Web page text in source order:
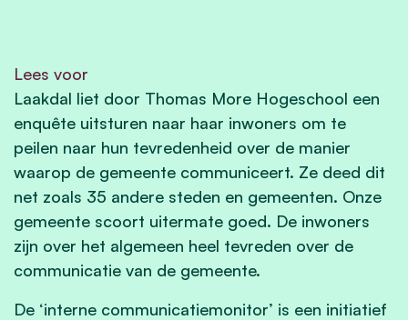
Lees voor
Laakdal liet door Thomas More Hogeschool een
enquête uitsturen naar haar inwoners om te
peilen naar hun tevredenheid over de manier
waarop de gemeente communiceert. Ze deed dit
net zoals 35 andere steden en gemeenten. Onze
gemeente scoort uitermate goed. De inwoners
zijn over het algemeen heel tevreden over de
communicatie van de gemeente.
De ‘interne communicatiemonitor’ is een initiatief